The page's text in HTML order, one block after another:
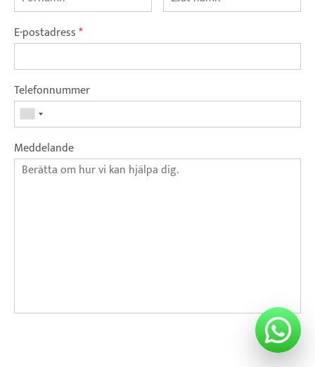
E-postadress*
Telefonnummer
Meddelande